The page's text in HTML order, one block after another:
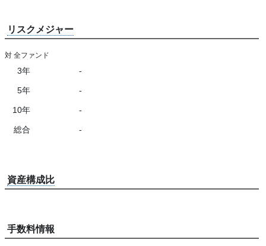
リスクメジャー
対 全ファンド
3年 -
5年 -
10年 -
総合 -
資産構成比
手数料情報